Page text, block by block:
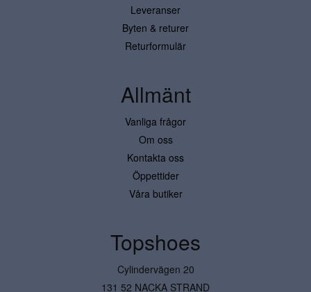
Leveranser
Byten & returer
Returformulär
Allmänt
Vanliga frågor
Om oss
Kontakta oss
Öppettider
Våra butiker
Topshoes
Cylindervägen 20
131 52 NACKA STRAND